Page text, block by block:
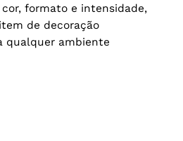
formato e intensidade,
de decoração
qualquer ambiente